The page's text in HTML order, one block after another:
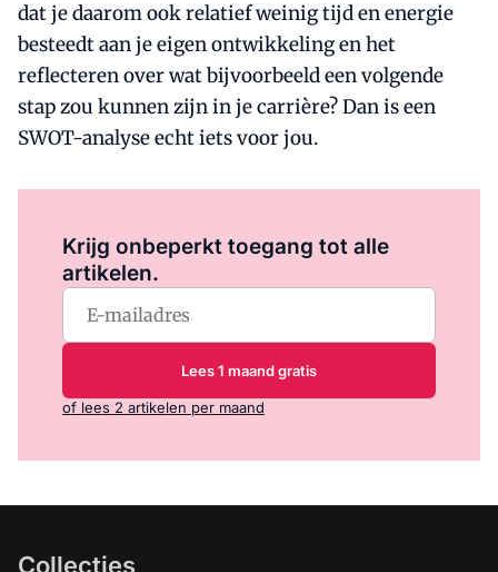
dat je daarom ook relatief weinig tijd en energie
besteedt aan je eigen ontwikkeling en het
reflecteren over wat bijvoorbeeld een volgende
stap zou kunnen zijn in je carrière? Dan is een
SWOT-analyse echt iets voor jou.
Krijg onbeperkt toegang tot alle
artikelen.
Lees 1 maand gratis
of lees 2 artikelen per maand
Collecties